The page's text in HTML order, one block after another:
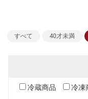
すべて 40才未満
冷蔵商品 冷凍